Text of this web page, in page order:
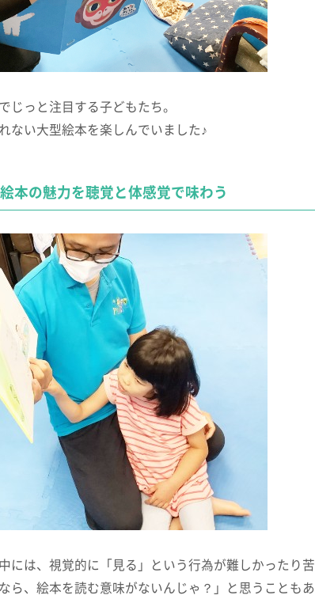
じっと注目する子どもたち。
ない大型絵本を楽しんでいました♪
本の魅力を聴覚と体感覚で味わう
には、視覚的に「見る」という行為が難しかったり
ら、絵本を読む意味がないんじゃ？」と思うこともあ